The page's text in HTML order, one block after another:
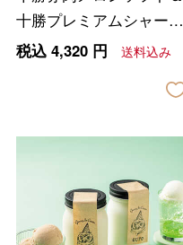
十勝プレミアムシャーベ
ット
税込 4,320円 送料込み